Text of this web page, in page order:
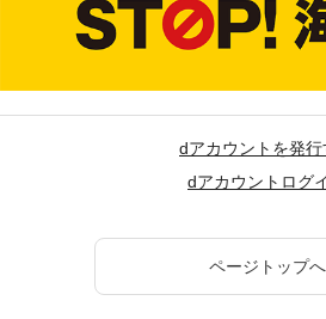
dアカウントを発行
dアカウントログ
ページトップへ